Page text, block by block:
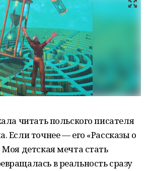
читать польского писателя
Если точнее — его «Рассказы о
детская мечта стать
в реальность сразу